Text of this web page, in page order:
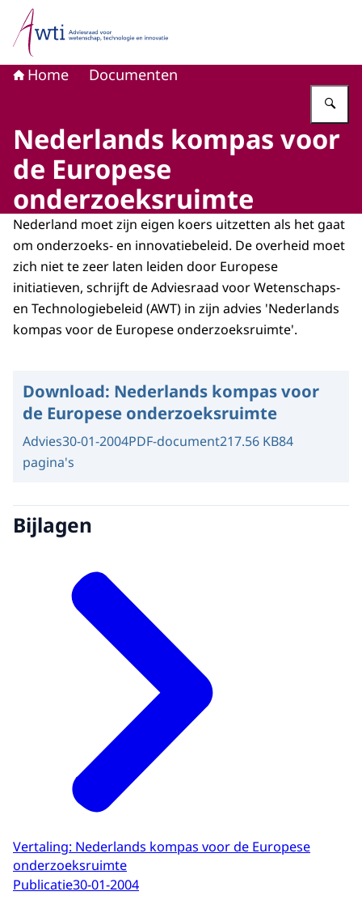
Naar de homepage van Adviesraad voor wetenschap,
Home Documenten
Nederlands kompas voor
de Europese
onderzoeksruimte
Nederland moet zijn eigen koers uitzetten als het gaat
om onderzoeks- en innovatie­beleid. De overheid moet
zich niet te zeer laten leiden door Europese
initiatieven, schrijft de Adviesraad voor Wetenschaps-
en Technologiebeleid (AWT) in zijn advies 'Nederlands
kompas voor de Europese onderzoeksruimte'.
Download: Nederlands kompas voor
de Europese onderzoeksruimte
Advies30-01-2004PDF-document217.56 KB84
pagina's
Bijlagen
Vertaling: Nederlands kompas voor de Europese
onderzoeksruimte
Publicatie30-01-2004